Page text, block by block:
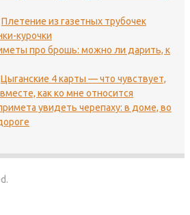
Плетение из газетных трубочек
курочки
про брошь: можно ли дарить, к
Цыганские 4 карты — что чувствует,
как ко мне относится
увидеть черепаху: в доме, во